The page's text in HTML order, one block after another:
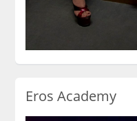
Eros Academy